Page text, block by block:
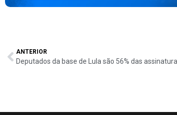
ANTERIOR